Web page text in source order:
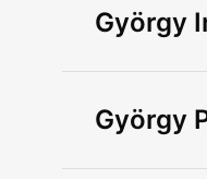
György
György